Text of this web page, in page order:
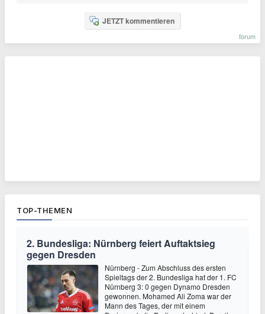
JETZT kommentieren
forum
TOP-THEMEN
2. Bundesliga: Nürnberg feiert Auftaktsieg
gegen Dresden
Nürnberg - Zum Abschluss des ersten
Spieltags der 2. Bundesliga hat der 1. FC
Nürnberg 3: 0 gegen Dynamo Dresden
gewonnen. Mohamed Ali Zoma war der
Mann des Tages, der mit einem